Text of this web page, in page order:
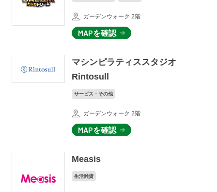
ガーデンウォーク 2階
MAPを確認
マシンピラティススタジオ
Rintosull
サービス・その他
ガーデンウォーク 2階
MAPを確認
Measis
生活雑貨